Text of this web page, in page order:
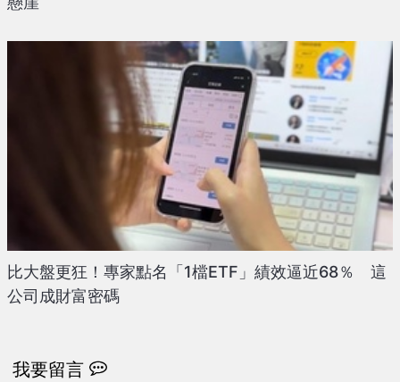
比大盤更狂！專家點名「1檔ETF」績效逼近68％ 這
公司成財富密碼
我要留言